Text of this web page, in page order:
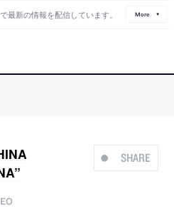
最新の情報を配信しています。 More
SHARE